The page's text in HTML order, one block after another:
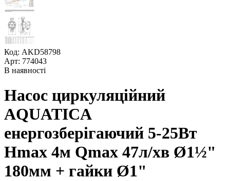
Код: AKD58798
Арт: 774043
В наявності
Насос циркуляційний
AQUATICA
енергозберігаючий 5-25Вт
Hmax 4м Qmax 47л/хв Ø1½"
180мм + гайки Ø1"